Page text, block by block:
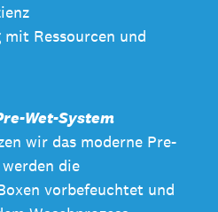
mit Ressourcen und
Wet-System
wir das moderne Pre-
die
vorbefeuchtet und